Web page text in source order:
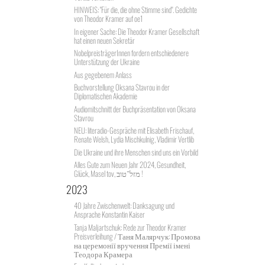
HINWEIS: "Für die, die ohne Stimme sind". Gedichte
von Theodor Kramer auf oe1
In eigener Sache: Die Theodor Kramer Gesellschaft
hat einen neuen Sekretär
NobelpreisträgerInnen fordern entschiedenere
Unterstützung der Ukraine
Aus gegebenem Anlass
Buchvorstellung Oksana Stavrou in der
Diplomatischen Akademie
Audiomitschnitt der Buchpräsentation von Oksana
Stavrou
NEU: literadio-Gespräche mit Elisabeth Frischauf,
Renate Welsh, Lydia Mischkulnig, Vladimir Vertlib
Die Ukraine und ihre Menschen sind uns ein Vorbild
Alles Gute zum Neuen Jahr 2024, Gesundheit,
Glück, Masel tov, מזל־טוב !
2023
40 Jahre Zwischenwelt: Danksagung und
Ansprache Konstantin Kaiser
Tanja Maljartschuk: Rede zur Theodor Kramer
Preisverleihung / Таня Малярчук: Промова
на церемонії вручення Премії імені
Теодора Крамера